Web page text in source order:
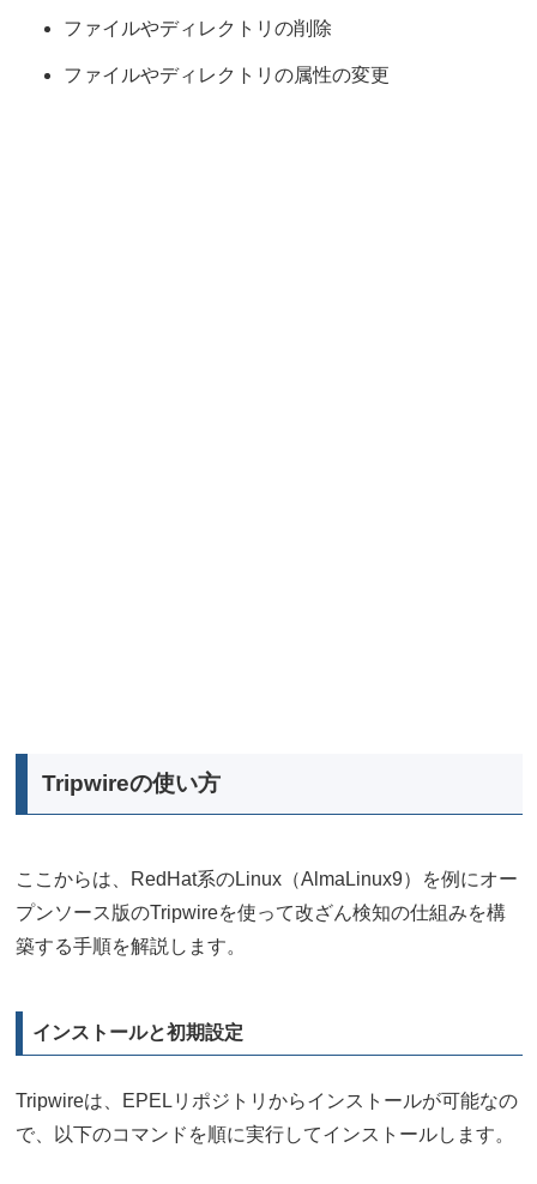
ファイルやディレクトリの削除
ファイルやディレクトリの属性の変更
Tripwireの使い方
ここからは、RedHat系のLinux（AlmaLinux9）を例にオー
プンソース版のTripwireを使って改ざん検知の仕組みを構
築する手順を解説します。
インストールと初期設定
Tripwireは、EPELリポジトリからインストールが可能なの
で、以下のコマンドを順に実行してインストールします。